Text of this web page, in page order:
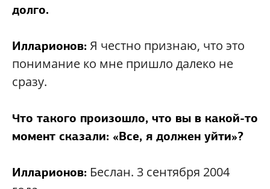
долго.
Илларионов:Я честно признаю, что это
понимание ко мне пришло далеко не
сразу.
Что такого произошло, что вы в какой-то
момент сказали: «Все, я должен уйти»?
Илларионов: Беслан. 3 сентября 2004